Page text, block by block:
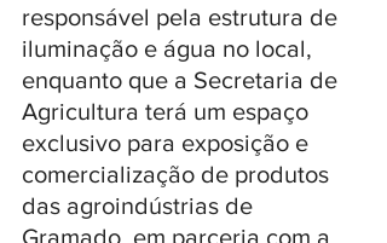
responsável pela estrutura de
iluminação e água no local,
enquanto que a Secretaria de
Agricultura terá um espaço
exclusivo para exposição e
comercialização de produtos
das agroindústrias de
Gramado, em parceria com a